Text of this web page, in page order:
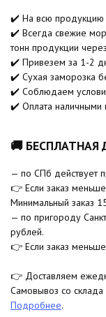
✔️ На всю продукцию
✔️ Всегда свежие
тонн продукции
✔️ Привезем за 1-2
✔️ Сухая заморозка
✔️ Соблюдаем
✔️ Оплата наличными
🚚 БЕСПЛАТНАЯ
— по СПб действует
👉 Если заказ
Минимальный заказ
— по пригороду
рублей.
👉 Если заказ
👉 Доставляем
Самовывоз со
Подробнее.